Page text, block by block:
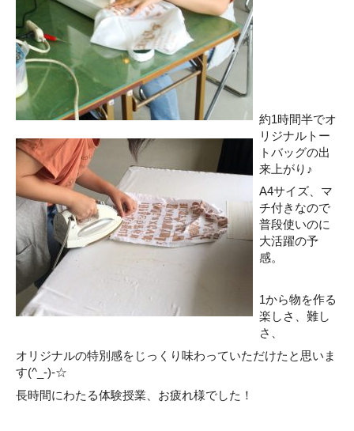
約1時間半でオ
リジナルトー
トバッグの出
来上がり♪
A4サイズ、マ
チ付きなので
普段使いのに
大活躍の予
感。
1から物を作る
楽しさ、難し
さ、
オリジナルの特別感をじっくり味わっていただけたと思いま
す(^_-)-☆
長時間にわたる体験授業、お疲れ様でした！